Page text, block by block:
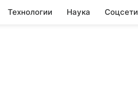
Технологии Наука Соцсети